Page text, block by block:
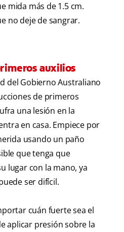
mida más de 1.5 cm.
no deje de sangrar.
auxilios
del Gobierno Australiano
de primeros
una lesión en la
en casa. Empiece por
usando un paño
que tenga que
lugar con la mano, ya
ser difícil.
cuán fuerte sea el
aplicar presión sobre la